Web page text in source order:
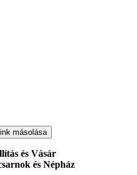
Link másolása
és Vásár
és Népház